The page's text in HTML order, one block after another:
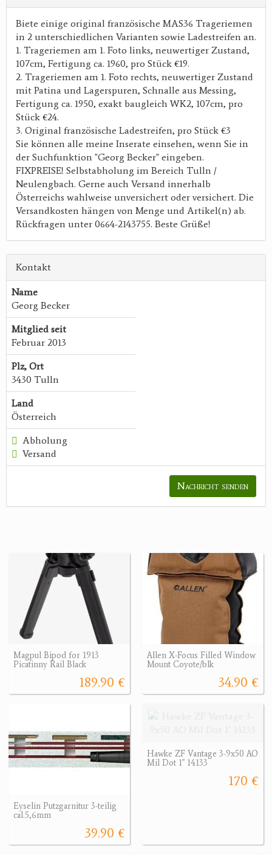
Biete einige original französische MAS36 Trageriemen
in 2 unterschiedlichen Varianten sowie Ladestreifen an.
1. Trageriemen am 1. Foto links, neuwertiger Zustand,
107cm, Fertigung ca. 1960, pro Stück €19.
2. Trageriemen am 1. Foto rechts, neuwertiger Zustand
mit Patina und Lagerspuren, Schnalle aus Messing,
Fertigung ca. 1950, exakt baugleich WK2, 107cm, pro
Stück €24.
3. Original französische Ladestreifen, pro Stück €3
Sie können alle meine Inserate einsehen, wenn Sie in
der Suchfunktion "Georg Becker" eingeben.
FIXPREISE! Selbstabholung im Bereich Tulln /
Neulengbach. Gerne auch Versand innerhalb
Österreichs wahlweise unversichert oder versichert. Die
Versandkosten hängen von Menge und Artikel(n) ab.
Rückfragen unter 0664-2143755. Beste Grüße!
Kontakt
Name
Georg Becker
Mitglied seit
Februar 2013
Plz, Ort
3430 Tulln
Land
Österreich
Abholung
Versand
Nachricht senden
Magpul Bipod for 1913
Picatinny Rail Black
189.90 €
Allen X-Focus Filled Window
Mount Coyote/blk
34.90 €
Eyselin Putzgarnitur 3-teilig
cal.5,6mm
39.90 €
Hawke ZF Vantage 3-9x50 AO
Mil Dot 1" 14133
170 €